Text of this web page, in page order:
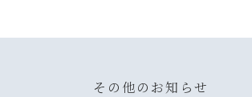
その他のお知らせ